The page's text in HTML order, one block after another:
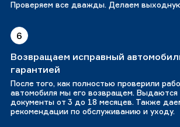
Проверяем все дважды. Делаем
6
Возвращаем исправный
гарантией
После того, как полностью проверили
автомобиля мы его возвращем. Выдаются
документы от 3 до 18 месяцев. Также
рекомендации по обслуживанию и уходу.